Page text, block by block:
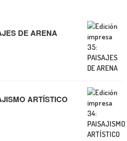
DE ARENA
ARTÍSTICO